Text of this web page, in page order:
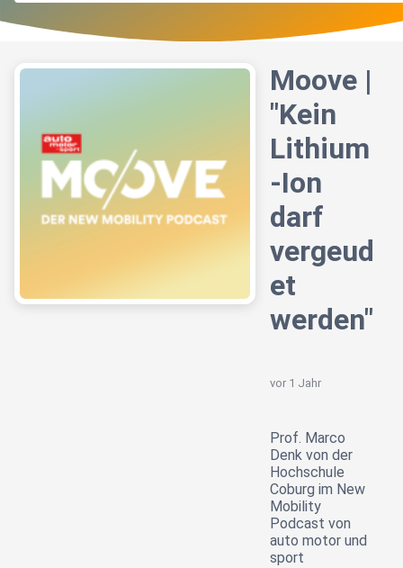
Moove |
"Kein
Lithium
-Ion
darf
vergeud
et
werden"
vor 1 Jahr
Prof. Marco
Denk von der
Hochschule
Coburg im New
Mobility
Podcast von
auto motor und
sport